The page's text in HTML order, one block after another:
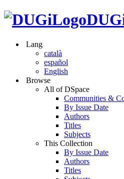
Lang
català
español
English
Browse
All of DSpace
Communities &
By Issue Date
Authors
Titles
Subjects
This Collection
By Issue Date
Authors
Titles